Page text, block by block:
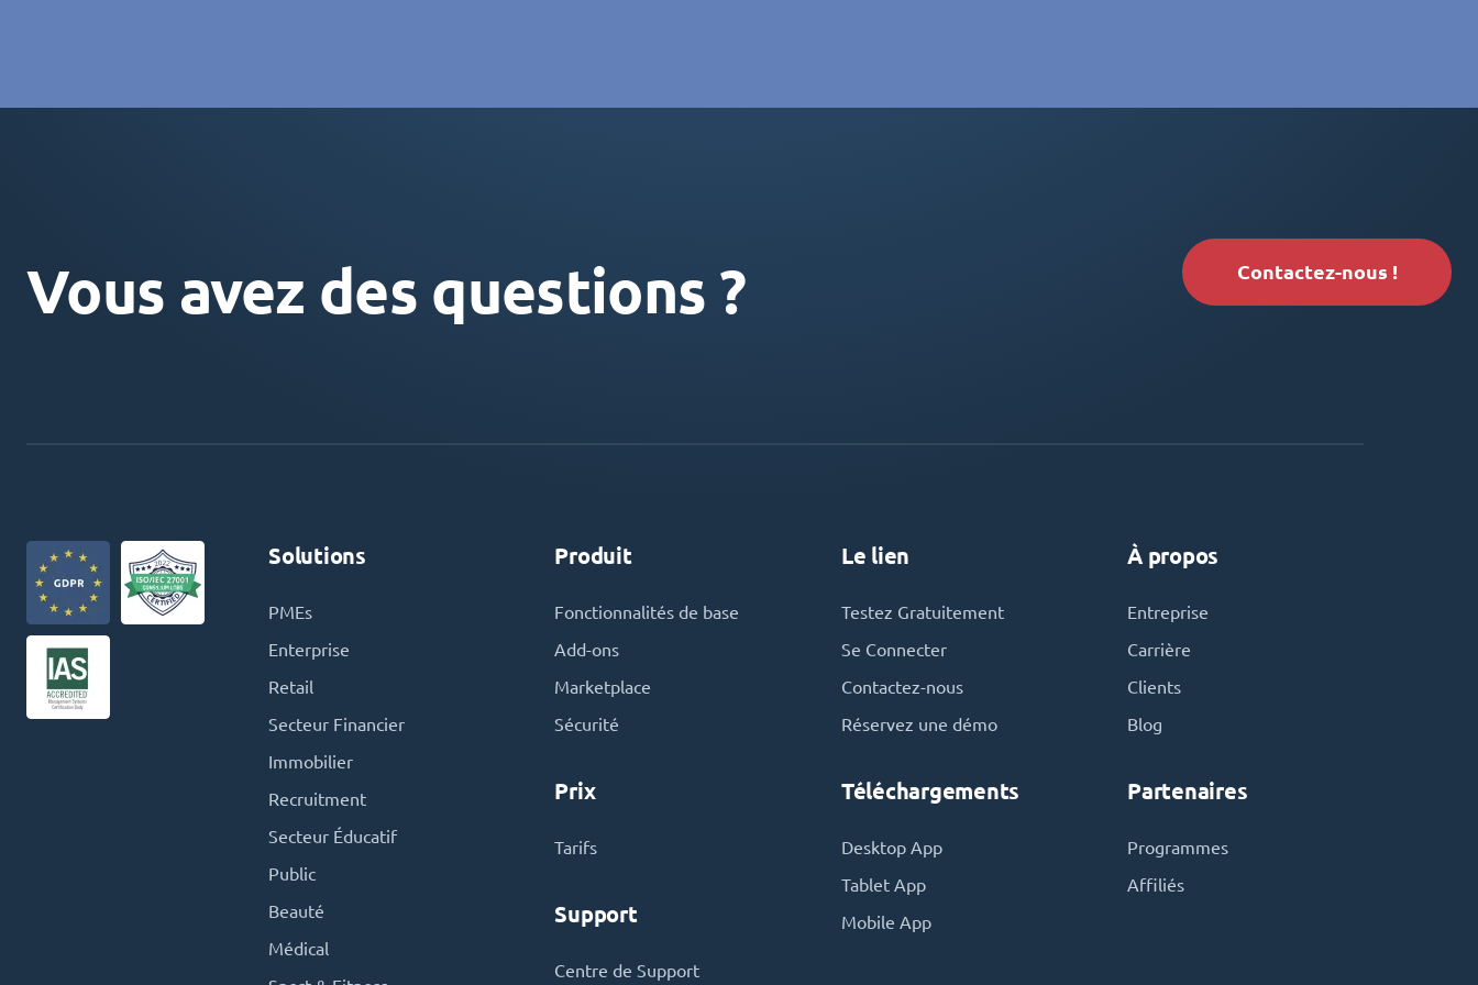
Vous avez des questions ? Contactez-nous !
Solutions
PMEs
Enterprise
Retail
Secteur Financier
Immobilier
Recruitment
Secteur Éducatif
Public
Beauté
Médical
Produit
Fonctionnalités de base
Add-ons
Marketplace
Sécurité
Prix
Tarifs
Support
Centre de Support
Le lien
Testez Gratuitement
Se Connecter
Contactez-nous
Réservez une démo
Téléchargements
Desktop App
Tablet App
Mobile App
À propos
Entreprise
Carrière
Clients
Blog
Partenaires
Programmes
Affiliés